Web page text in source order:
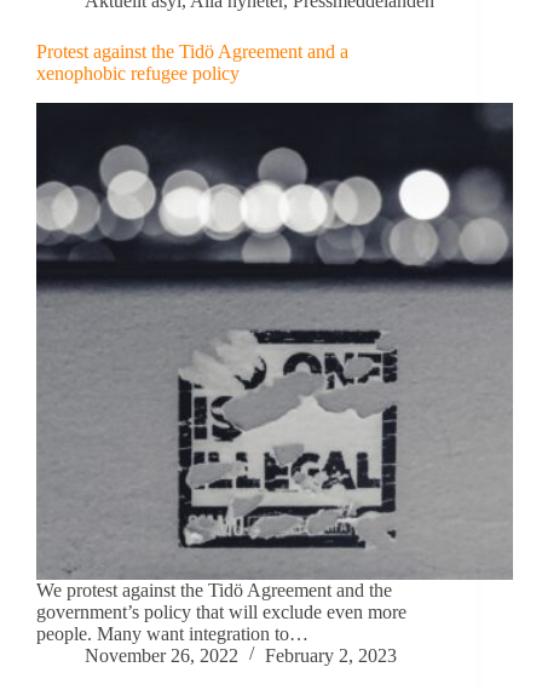
Protest against the Tidö Agreement and a
xenophobic refugee policy
We protest against the Tidö Agreement and the
government’s policy that will exclude even more
people. Many want integration to…
November 26, 2022
February 2, 2023